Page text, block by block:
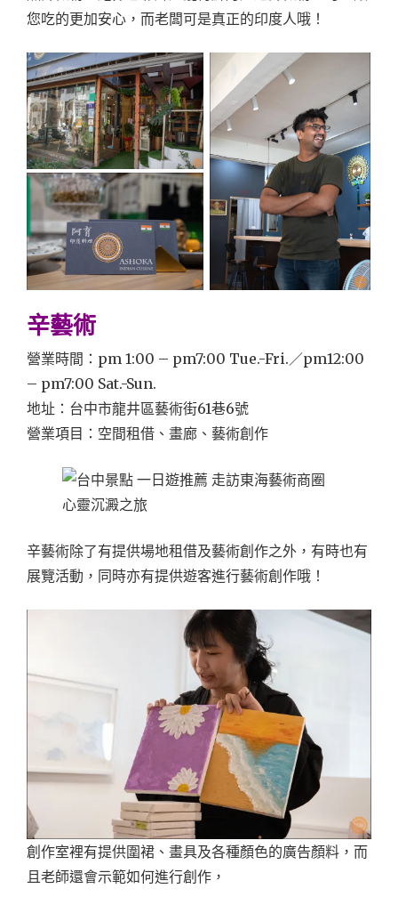
您吃的更加安心，而老闆可是真正的印度人哦！
辛藝術
營業時間：pm 1:00 – pm7:00 Tue.-Fri.／pm12:00
– pm7:00 Sat.-Sun.
地址：台中市龍井區藝術街61巷6號
營業項目：空間租借、畫廊、藝術創作
辛藝術除了有提供場地租借及藝術創作之外，有時也有
展覽活動，同時亦有提供遊客進行藝術創作哦！
創作室裡有提供圍裙、畫具及各種顏色的廣告顏料，而
且老師還會示範如何進行創作，